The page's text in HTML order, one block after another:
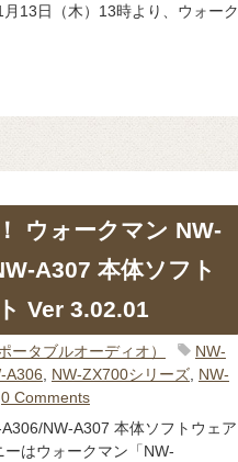
13日（木）13時より、ウォーク
ウォークマン NW-
A307 本体ソフト
Ver 3.02.01
ータブルオーディオ）
NW-
A306, NW-ZX700シリーズ, NW-
0 Comments
NW-A307 本体ソフトウェア
はウォークマン「NW-